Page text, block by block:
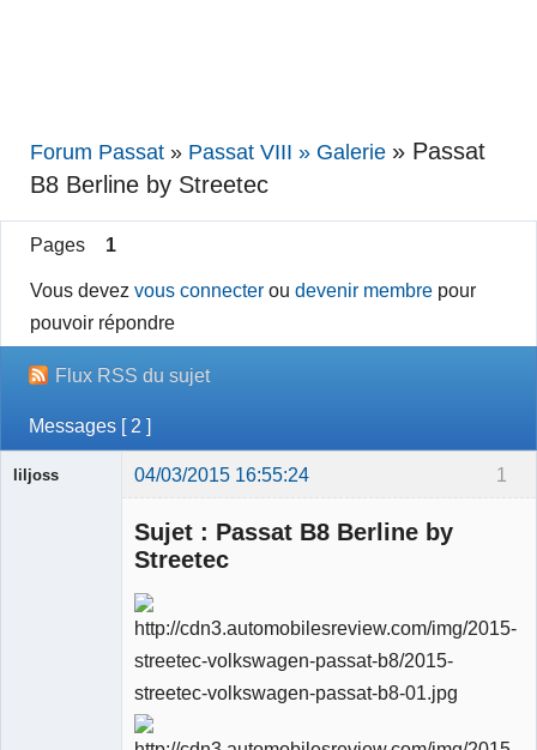
Forum Passat » Passat VIII » Galerie » Passat
B8 Berline by Streetec
Pages 1
Vous devezvous connecter oudevenir membre pour
pouvoir répondre
Flux RSS du sujet
Messages [ 2 ]
1
liljoss 04/03/2015 16:55:24
Sujet : Passat B8 Berline by
Streetec